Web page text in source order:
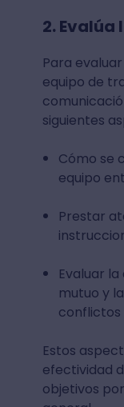
2.
Para
equipo de
siguientes
Cómo se
equipo
Prestar
Evaluar
mutuo y
Estos
efectividad
objetivos